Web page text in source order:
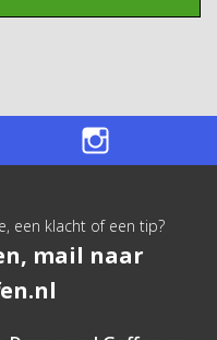
een klacht of een tip?
mail naar